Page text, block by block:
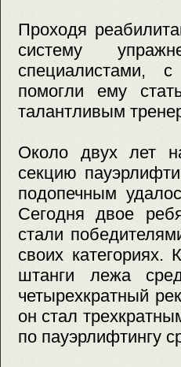
Проходя
систему
специалистами,
помогли ему
талантливым
Около двух лет
секцию
подопечным
Сегодня двое
стали
своих
штанги лежа
четырехкратный
он стал
по пауэрлифтингу